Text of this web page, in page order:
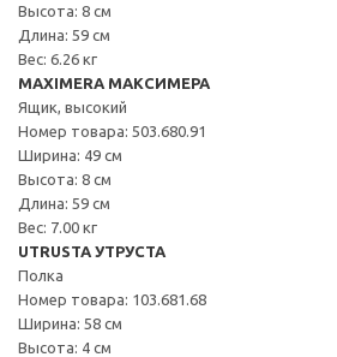
Высота: 8 см
Длина: 59 см
Вес: 6.26 кг
MAXIMERA МАКСИМЕРА
Ящик, высокий
Номер товара: 503.680.91
Ширина: 49 см
Высота: 8 см
Длина: 59 см
Вес: 7.00 кг
UTRUSTA УТРУСТА
Полка
Номер товара: 103.681.68
Ширина: 58 см
Высота: 4 см